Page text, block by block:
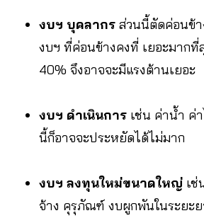
งบฯ บุคลากร ส่วนนี้ตัดค่อนข้า
งบฯ ที่ค่อนข้างคงที่ เยอะมาก
40% จึงอาจจะมีแรงต้านเยอะ
งบฯ ดำเนินการ เช่น ค่าน้ำ ค่
นี้ก็อาจจะประหยัดได้ไม่มาก
งบฯ ลงทุนใหม่ขนาดใหญ่ เช่
จ้าง คุรุภัณฑ์ งบผูกพันในระยะ